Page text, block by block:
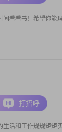
间看看书！希望你能
生活和工作规规矩矩
打招呼